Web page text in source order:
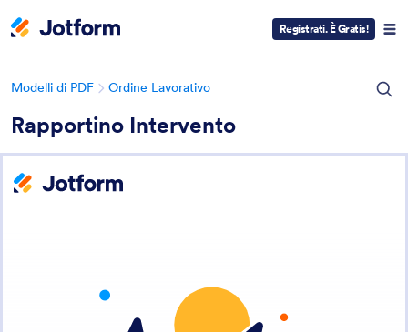
Registrati. È Gratis!
Modelli di PDF Ordine Lavorativo
Rapportino Intervento